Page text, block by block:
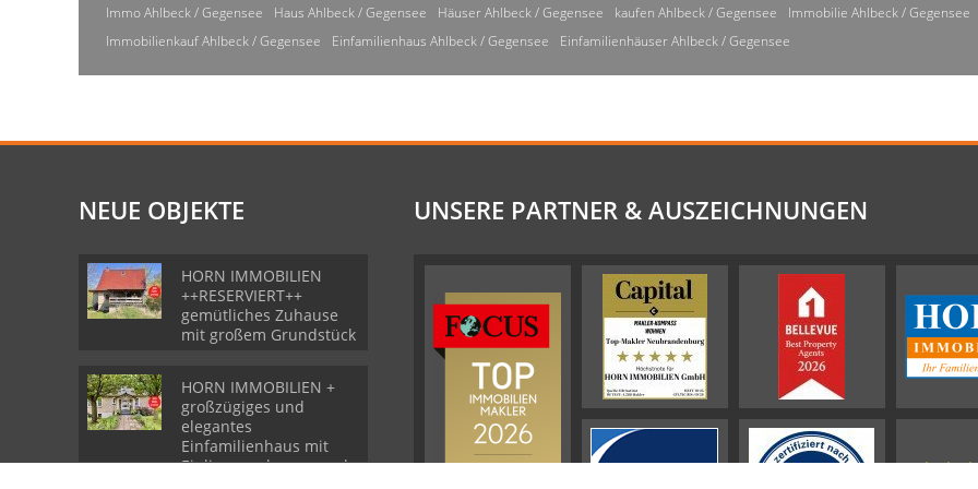
Immo Ahlbeck / Gegensee Haus Ahlbeck / Gegensee Häuser Ahlbeck / Gegensee kaufen Ahlbeck / Gegensee
Immobilie Ahlbeck / Gegensee
Immobilienkauf Ahlbeck / Gegensee
Einfamilienhaus Ahlbeck / Gegensee Einfamilienhäuser Ahlbeck / Gegensee
NEUE OBJEKTE
HORN IMMOBILIEN
++RESERVIERT++
gemütliches Zuhause
mit großem Grundstück
HORN IMMOBILIEN +
großzügiges und
elegantes
Einfamilienhaus mit
Einliegerwohnung und
UNSERE PARTNER & AUSZEICHNUNGEN